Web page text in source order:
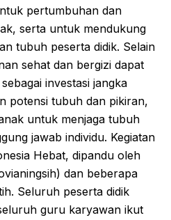
pertumbuhan dan
serta untuk mendukung
tubuh peserta didik. Selain
sehat dan bergizi dapat
investasi jangka
potensi tubuh dan pikiran,
untuk menjaga tubuh
jawab individu. Kegiatan
Hebat, dipandu oleh
dan beberapa
Seluruh peserta didik
guru karyawan ikut